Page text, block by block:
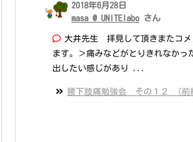
2018年6月28日
masa @ UNITElabo さん
大井先生 拝見して頂きまたコメ
ます。＞痛みなどがとりきれなかっ
出したい感じがあり ...
腰下肢痛勉強会 その１２ （前